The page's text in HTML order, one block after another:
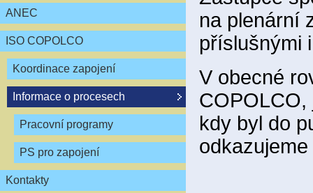
ANEC
ISO COPOLCO
Koordinace zapojení
Informace o procesech
Pracovní programy
PS pro zapojení
Kontakty
na plenární
příslušnými
V obecné
kdy byl do